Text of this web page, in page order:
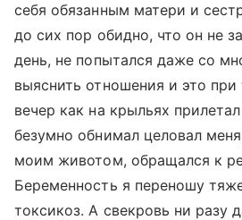
себя обязанным матери и
до сих пор обидно, что он не
день, не попытался даже со
выяснить отношения и это
вечер как на крыльях
безумно обнимал целовал
моим животом, обращался к
Беременность я переношу
токсикоз. А свекровь ни разу